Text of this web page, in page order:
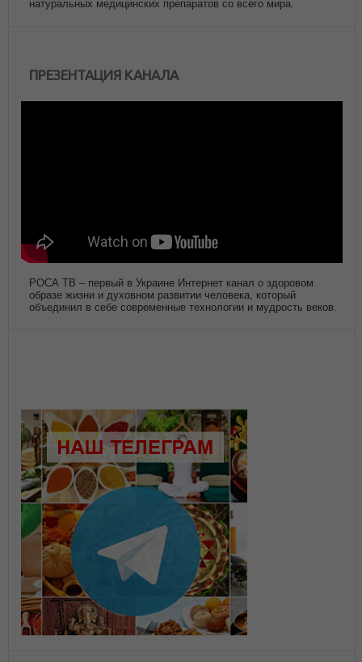
натуральных медицинских препаратов со всего мира.
ПРЕЗЕНТАЦИЯ КАНАЛА
РОСА ТВ – первый в Украине Интернет канал о здоровом
образе жизни и духовном развитии человека, который
объединил в себе современные технологии и мудрость веков.